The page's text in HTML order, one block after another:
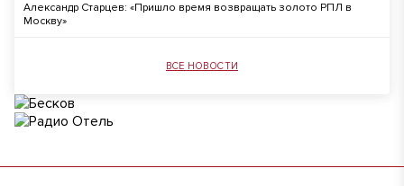
Александр Старцев: «Пришло время возвращать золото РПЛ в
Москву»
ВСЕ НОВОСТИ